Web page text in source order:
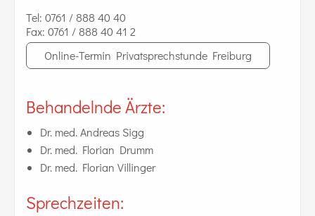
Tel: 0761 / 888 40 40
Fax: 0761 / 888 40 41 2
Online-Termin Privatsprechstunde Freiburg
Behandelnde Ärzte:
Dr. med. Andreas Sigg
Dr. med. Florian Drumm
Dr. med. Florian Villinger
Sprechzeiten: